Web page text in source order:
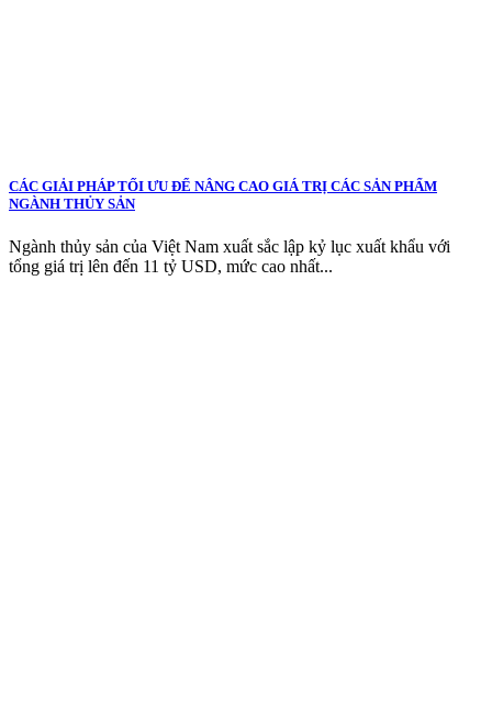
CÁC GIẢI PHÁP TỐI ƯU ĐỂ NÂNG CAO GIÁ TRỊ CÁC SẢN PHẨM
NGÀNH THỦY SẢN
Ngành thủy sản của Việt Nam xuất sắc lập kỷ lục xuất khẩu với
tổng giá trị lên đến 11 tỷ USD, mức cao nhất...